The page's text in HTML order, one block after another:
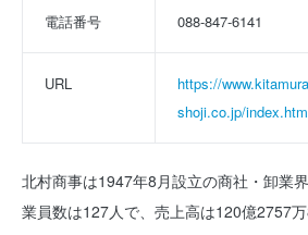
電話番号 088-847-6141
URL
https://
shoji.co.jp/
北村商事は1947年8月設立の商社・卸業
業員数は127人で、売上高は120億2757万